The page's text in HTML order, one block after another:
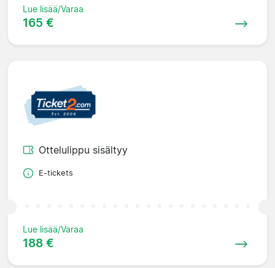
Lue lisää/Varaa
165 €
Ottelulippu sisältyy
E-tickets
Lue lisää/Varaa
188 €